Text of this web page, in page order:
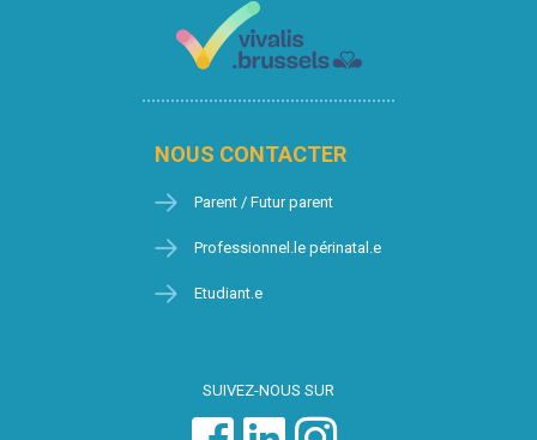
NOUS CONTACTER
Parent / Futur parent
Professionnel.le périnatal.e
Etudiant.e
SUIVEZ-NOUS SUR